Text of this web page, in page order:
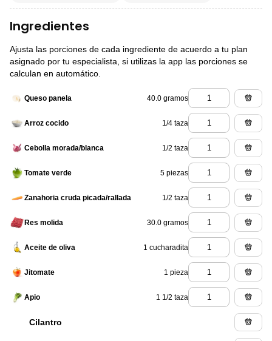
Ingredientes
Ajusta las porciones de cada ingrediente de acuerdo a tu plan
asignado por tu especialista, si utilizas la app las porciones se
calculan en automático.
Queso panela 40.0 gramos
Arroz cocido 1/4 taza
Cebolla morada/blanca 1/2 taza
Tomate verde 5 piezas
Zanahoria cruda picada/rallada 1/2 taza
Res molida 30.0 gramos
Aceite de oliva 1 cucharadita
Jitomate 1 pieza
Apio 1 1/2 taza
Cilantro